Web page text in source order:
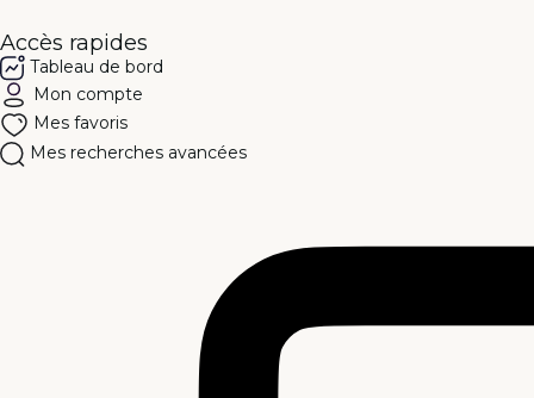
Accès rapides
Tableau de bord
Mon compte
Mes favoris
Mes recherches avancées